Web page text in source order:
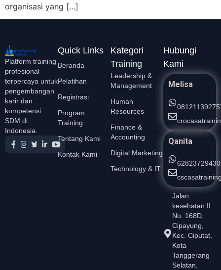
organisasi yang […]
Platform training
profesional
terpercaya untuk
pengembangan
karir dan
kompetensi
SDM di
Indonesia.
Quick Links
Beranda
Pelatihan
Registrasi
Program
Training
Tentang Kami
Kontak Kami
Kategori
Training
Leadership &
Management
Human
Resources
Finance &
Accounting
Digital Marketing
Technology & IT
Hubungi
Kami
Melisa
Qanita
Jalan
kesehatan II
No. 168D,
Cipayung,
Kec. Ciputat,
Kota
Tanggerang
Selatan,